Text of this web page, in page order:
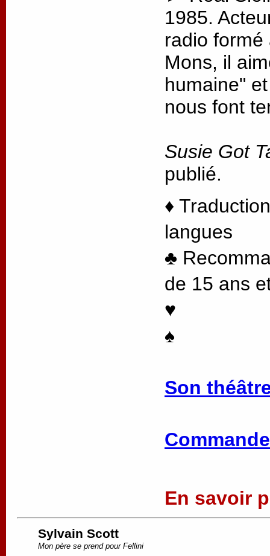
1985.
radio
Mons, il
humaine"
nous font
Susie Got
publié.
♦
langues
♣
de 15 ans
♥
♠
Son
En savoir
Sylvain Scott
Mon père se prend pour Fellini